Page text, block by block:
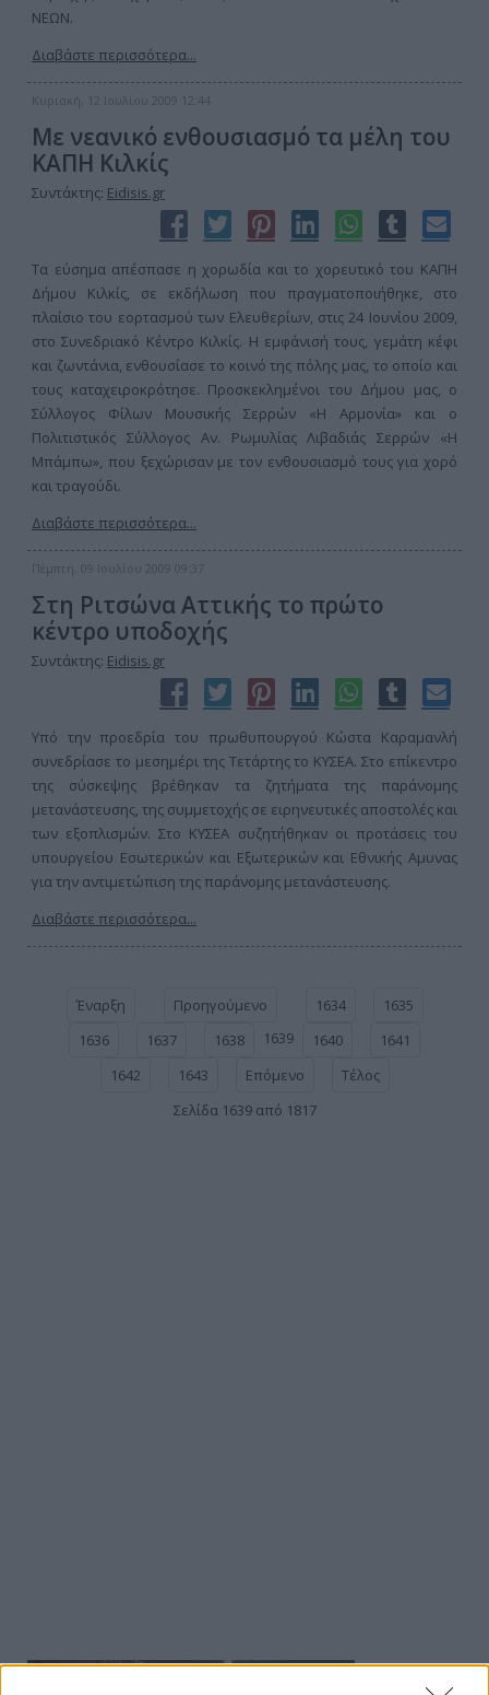
ΝΕΩΝ.
Διαβάστε περισσότερα...
Κυριακή, 12 Ιουλίου 2009 12:44
Με νεανικό ενθουσιασμό τα μέλη του
ΚΑΠΗ Κιλκίς
Συντάκτης: Eidisis.gr
Τα εύσημα απέσπασε η χορωδία και το χορευτικό του ΚΑΠΗ
Δήμου Κιλκίς, σε εκδήλωση που πραγματοποιήθηκε, στο
πλαίσιο του εορτασμού των Ελευθερίων, στις 24 Ιουνίου 2009,
στο Συνεδριακό Κέντρο Κιλκίς. Η εμφάνισή τους, γεμάτη κέφι
και ζωντάνια, ενθουσίασε το κοινό της πόλης μας, το οποίο και
τους καταχειροκρότησε. Προσκεκλημένοι του Δήμου μας, ο
Σύλλογος Φίλων Μουσικής Σερρών «Η Αρμονία» και ο
Πολιτιστικός Σύλλογος Αν. Ρωμυλίας Λιβαδιάς Σερρών «Η
Μπάμπω», που ξεχώρισαν με τον ενθουσιασμό τους για χορό
και τραγούδι.
Διαβάστε περισσότερα...
Πέμπτη, 09 Ιουλίου 2009 09:37
Στη Ριτσώνα Αττικής το πρώτο
κέντρο υποδοχής
Συντάκτης: Eidisis.gr
Υπό την προεδρία του πρωθυπουργού Κώστα Καραμανλή
συνεδρίασε το μεσημέρι της Τετάρτης το ΚΥΣΕΑ. Στο επίκεντρο
της σύσκεψης βρέθηκαν τα ζητήματα της παράνομης
μετανάστευσης, της συμμετοχής σε ειρηνευτικές αποστολές και
των εξοπλισμών. Στο ΚΥΣΕΑ συζητήθηκαν οι προτάσεις του
υπουργείου Εσωτερικών και Εξωτερικών και Εθνικής Αμυνας
για την αντιμετώπιση της παράνομης μετανάστευσης.
Διαβάστε περισσότερα...
Έναρξη Προηγούμενο 1634
1635
1636
1637 1638 1639 1640
1641
1642
1643 Επόμενο
Τέλος
Σελίδα 1639 από 1817